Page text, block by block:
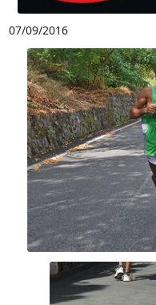
07/09/2016